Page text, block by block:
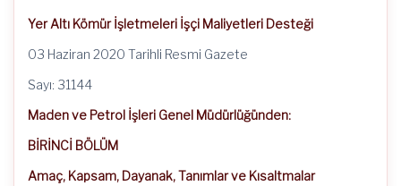
Yer Altı Kömür İşletmeleri İşçi Maliyetleri Desteği
03 Haziran 2020 Tarihli Resmi Gazete
Sayı: 31144
Maden ve Petrol İşleri Genel Müdürlüğünden:
BİRİNCİ BÖLÜM
Amaç, Kapsam, Dayanak, Tanımlar ve Kısaltmalar